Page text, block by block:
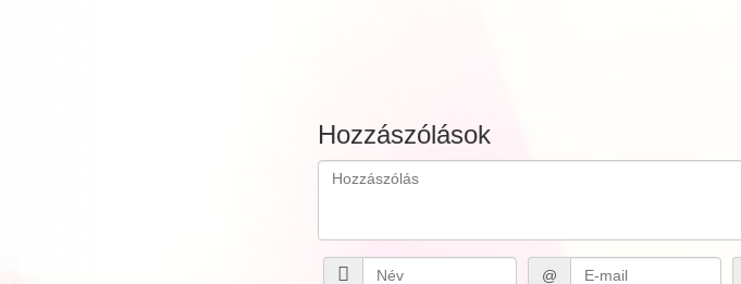
Hozzászólások
@